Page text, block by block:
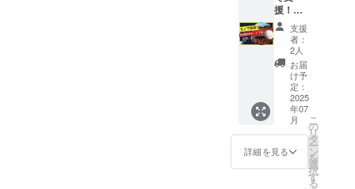
きま
す。
2026年
6月
レッス
ン時
間：90
分間 内
容： ・
野球ス
キル ※
プロ
ジェク
ト終了
援！軟
式野球
ボール
／ これ
がなけ
れば始
まらな
い！ ”軟
式野球
ボー
ル”を
1000円
につき1
個寄贈
支援
者：
2人
お届
け予
定：
2025
年07
月
詳細を見る
こ
の
リ
タ
ー
ン
を
選
択
す
る